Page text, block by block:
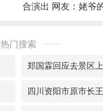
合演出 网友：姥爷
热门搜索
郑国霖回应去景区
四川资阳市原市长